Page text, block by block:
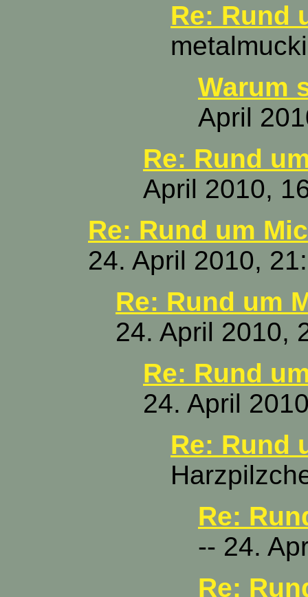
Re: Rund
Warum
April
Re: Rund
April 2010,
Re: Rund um
24. April 2010,
Re: Rund um
24. April 2010,
Re: Rund
24. April
Re: Rund
Re:
-- 24.
Re: